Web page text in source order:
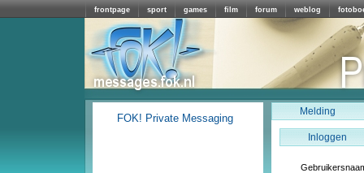
frontpage sport games film forum weblog
Melding
Inloggen
FOK! Private Messaging